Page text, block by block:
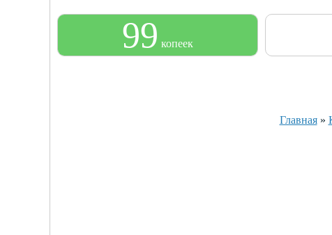
99 копеек
Главная»